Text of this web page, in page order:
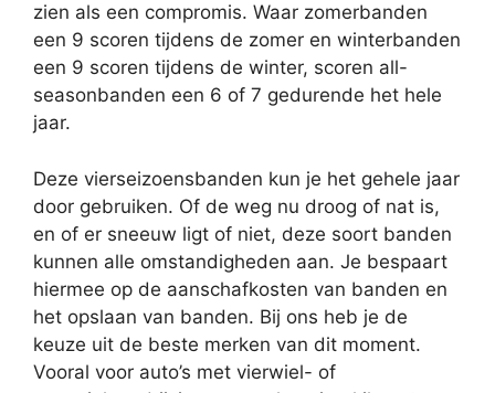
zien als een compromis. Waar zomerbanden
een 9 scoren tijdens de zomer en winterbanden
een 9 scoren tijdens de winter, scoren all-
seasonbanden een 6 of 7 gedurende het hele
jaar.
Deze vierseizoensbanden kun je het gehele jaar
door gebruiken. Of de weg nu droog of nat is,
en of er sneeuw ligt of niet, deze soort banden
kunnen alle omstandigheden aan. Je bespaart
hiermee op de aanschafkosten van banden en
het opslaan van banden. Bij ons heb je de
keuze uit de beste merken van dit moment.
Vooral voor auto’s met vierwiel- of